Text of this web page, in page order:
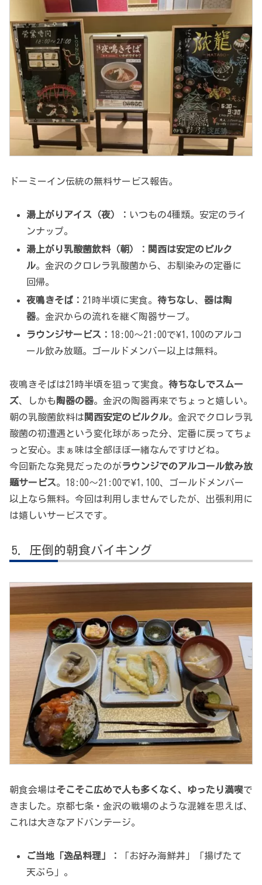
ドーミーイン伝統の無料サービス報告。
湯上がりアイス（夜）： いつもの4種類。安定のライ
ンナップ。
湯上がり乳酸菌飲料（朝）： 関西は安定のピルク
ル。金沢のクロレラ乳酸菌から、お馴染みの定番に
回帰。
夜鳴きそば： 21時半頃に実食。 待ちなし、器は陶
器。金沢からの流れを継ぐ陶器サーブ。
ラウンジサービス： 18:00〜21:00で¥1,100のアルコ
ール飲み放題。ゴールドメンバー以上は無料。
夜鳴きそばは21時半頃を狙って実食。 待ちなしでスムー
ズ、しかも 陶器の器。金沢の陶器再来でちょっと嬉しい。
朝の乳酸菌飲料は関西安定のピルクル。金沢でクロレラ乳
酸菌の初遭遇という変化球があった分、定番に戻ってちょ
っと安心。まぁ味は全部ほぼ一緒なんですけどね。
今回新たな発見だったのがラウンジでのアルコール飲み放
題サービス。18:00〜21:00で¥1,100、ゴールドメンバー
以上なら無料。今回は利用しませんでしたが、出張利用に
は嬉しいサービスです。
圧倒的朝食バイキング
朝食会場はそこそこ広めで人も多くなく、ゆったり満喫で
きました。京都七条・金沢の戦場のような混雑を思えば、
これは大きなアドバンテージ。
ご当地「逸品料理」：
「お好み海鮮丼」「揚げたて
天ぷら」。